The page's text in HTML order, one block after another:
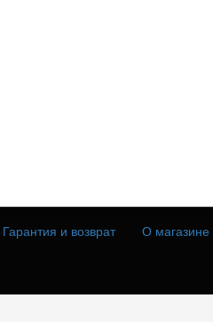
Гарантия и возврат О магазине